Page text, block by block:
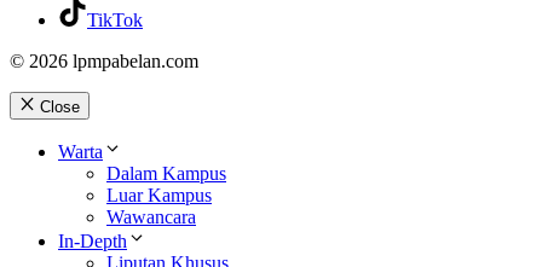
TikTok
© 2026 lpmpabelan.com
Close
Warta
Dalam Kampus
Luar Kampus
Wawancara
In-Depth
Liputan Khusus